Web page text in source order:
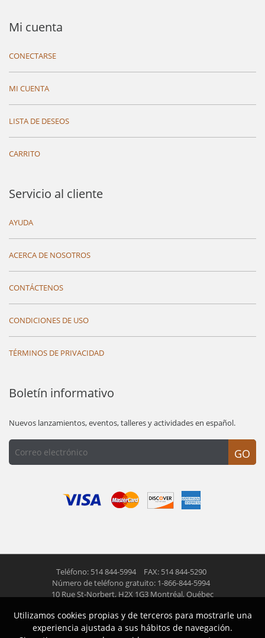
Mi cuenta
CONECTARSE
MI CUENTA
LISTA DE DESEOS
CARRITO
Servicio al cliente
AYUDA
ACERCA DE NOSOTROS
CONTÁCTENOS
CONDICIONES DE USO
TÉRMINOS DE PRIVACIDAD
Boletín informativo
Nuevos lanzamientos, eventos, talleres y actividades en español.
GO
Teléfono: 514 844-5994
FAX: 514 844-5290
Número de teléfono gratuito: 1-866-844-5994
10 Rue St-Norbert, H2X 1G3 Montréal, Québec
© 2026 Las Americas inc. Todos los derechos reservados
Utilizamos cookies propias y de terceros para mostrarle una
experiencia ajustada a sus hábitos de navegación.